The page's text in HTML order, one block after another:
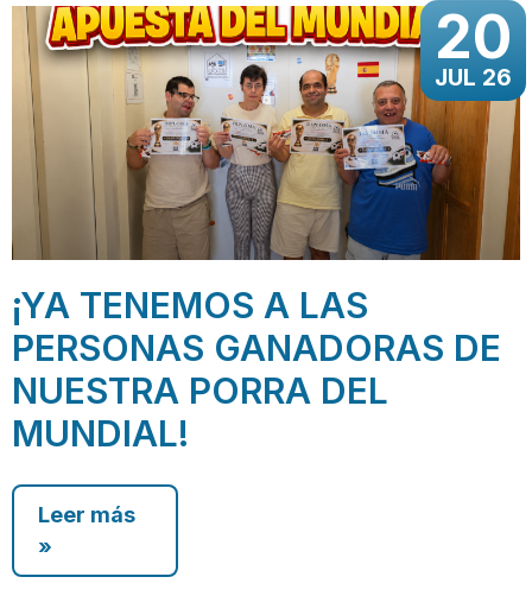
20
JUL 26
¡YA TENEMOS A LAS
PERSONAS GANADORAS DE
NUESTRA PORRA DEL
MUNDIAL!
Leer más
»